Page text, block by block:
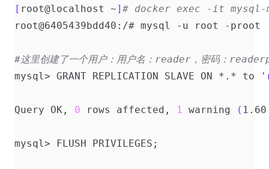
[ root@localhost ~] # docker exec -it mysql-
#这里创建了一个用户：用户名：reader，密码：
mysql> GRANT REPLICATION SLAVE ON *.* to
Query OK, 0 rows affected, 1 warning (
mysql> FLUSH PRIVILEGES ;